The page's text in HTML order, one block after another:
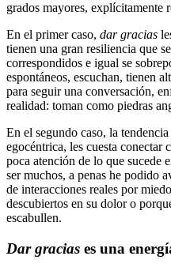
grados mayores, explícitamente
En el primer caso, dar gracias
tienen una gran resiliencia que
correspondidos e igual se
espontáneos, escuchan, tienen
para seguir una conversación,
realidad: toman como piedras
En el segundo caso, la
egocéntrica, les cuesta conectar
poca atención de lo que sucede
ser muchos, a penas he podido
de interacciones reales por
descubiertos en su dolor o
escabullen.
Dar gracias es una